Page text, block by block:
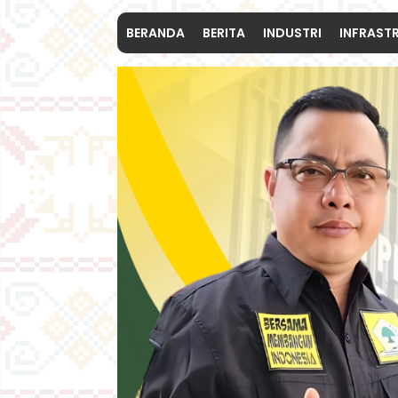
BERANDA BERITA INDUSTRI